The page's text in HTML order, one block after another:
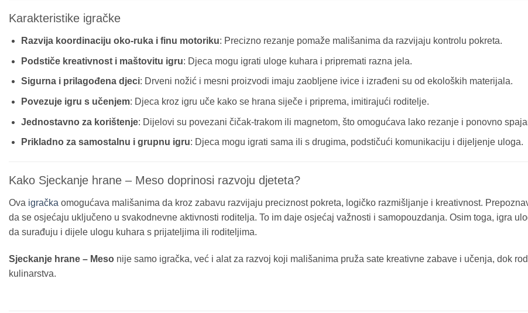
Karakteristike igračke
Razvija koordinaciju oko-ruka i finu motoriku: Precizno rezanje pomaže mališanima da razvijaju kontrolu pokreta.
Podstiče kreativnost i maštovitu igru: Djeca mogu igrati uloge kuhara i pripremati razna jela.
Sigurna i prilagođena djeci: Drveni nožić i mesni proizvodi imaju zaobljene ivice i izrađeni su od ekoloških materijala.
Povezuje igru s učenjem: Djeca kroz igru uče kako se hrana siječe i priprema, imitirajući roditelje.
Jednostavno za korištenje: Dijelovi su povezani čičak-trakom ili magnetom, što omogućava lako rezanje i ponovno
Prikladno za samostalnu i grupnu igru: Djeca mogu igrati sama ili s drugima, podstičući komunikaciju i dijeljenje uloga.
Kako Sjeckanje hrane – Meso doprinosi razvoju djeteta?
Ova igračka omogućava mališanima da kroz zabavu razvijaju preciznost pokreta, logičko razmišljanje i kreativnost.
da se osjećaju uključeno u svakodnevne aktivnosti roditelja. To im daje osjećaj važnosti i samopouzdanja. Osim toga, igra
da surađuju i dijele ulogu kuhara s prijateljima ili roditeljima.
Sjeckanje hrane – Meso nije samo igračka, već i alat za razvoj koji mališanima pruža sate kreativne zabave i učenja, dok
kulinarstva.